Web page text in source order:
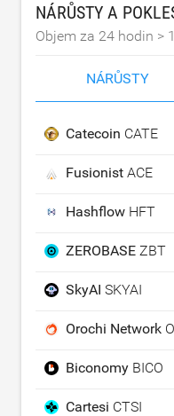
NÁRŮSTY A
Objem za 24 hodin >
NÁRŮSTY
Catecoin CATE
Fusionist ACE
Hashflow HFT
ZEROBASE ZBT
SkyAI SKYAI
Orochi Network
Biconomy BICO
Cartesi CTSI